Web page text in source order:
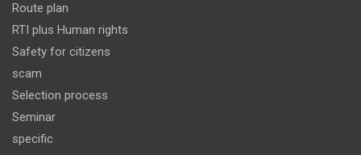
Route plan
RTI plus Human rights
Safety for citizens
scam
Selection process
Seminar
specific